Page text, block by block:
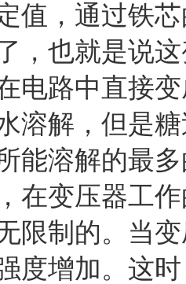
值，通过铁
，也就是说
电路中直接
溶解，但是
能溶解的最
在变压器工
限制的。当
度增加。这